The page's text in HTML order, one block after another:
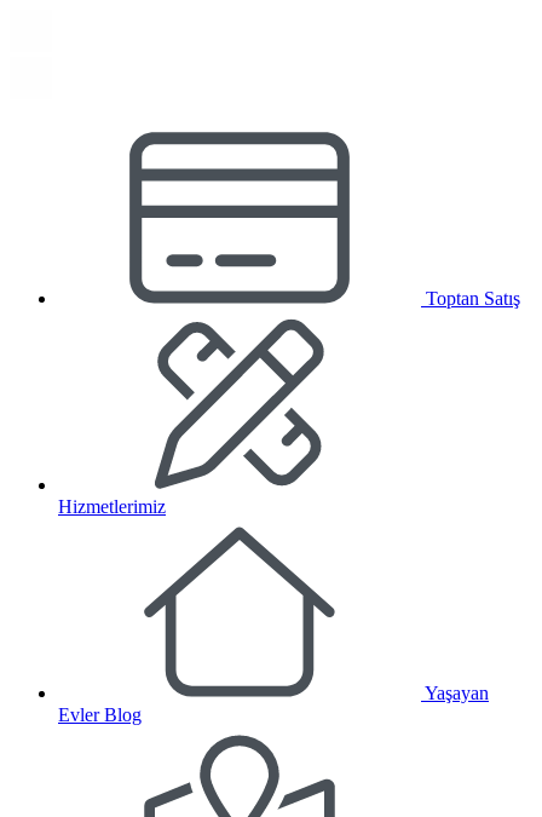
Toptan Satış
Hizmetlerimiz
Yaşayan
Evler Blog